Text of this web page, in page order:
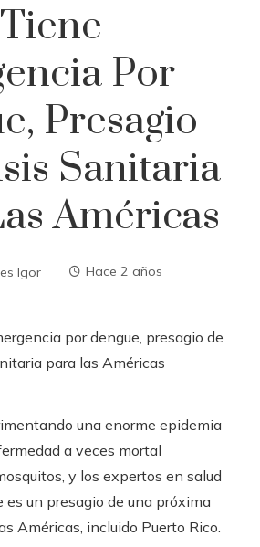
Por
Presagio
Sanitaria
Américas
Igor Hace 2 años
una enorme epidemia
a veces mortal
y los expertos en salud
es un presagio de una próxima
Américas, incluido Puerto Rico.